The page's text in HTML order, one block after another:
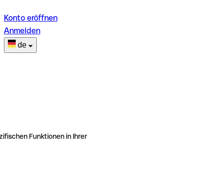
Konto eröffnen
Anmelden
de
Funktionen in Ihrer